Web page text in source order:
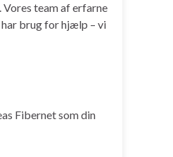
team af erfarne
har brug for hjælp – vi
Fibernet som din